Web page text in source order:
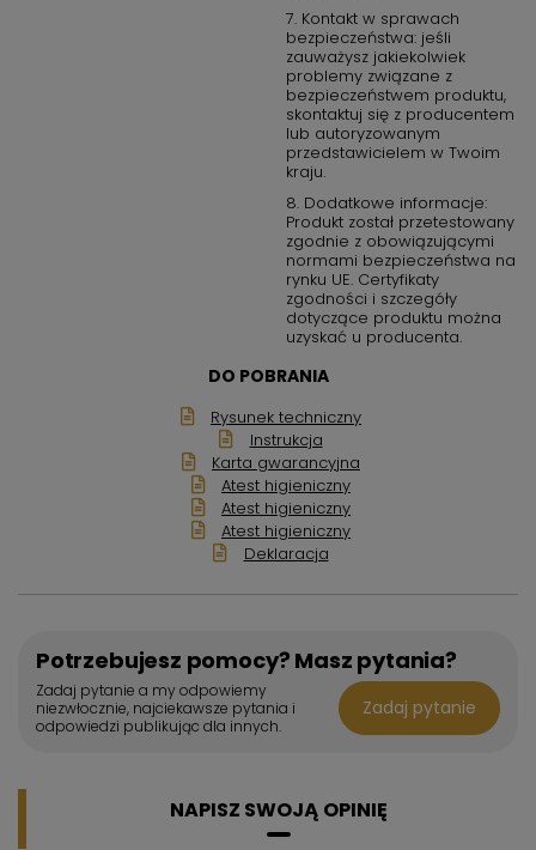
7. Kontakt w sprawach
bezpieczeństwa: jeśli
zauważysz jakiekolwiek
problemy związane z
bezpieczeństwem produktu,
skontaktuj się z producentem
lub autoryzowanym
przedstawicielem w Twoim
kraju.
8. Dodatkowe informacje:
Produkt został przetestowany
zgodnie z obowiązującymi
normami bezpieczeństwa na
rynku UE. Certyfikaty
zgodności i szczegóły
dotyczące produktu można
uzyskać u producenta.
DO POBRANIA
Rysunek techniczny
Instrukcja
Karta gwarancyjna
Atest higieniczny
Atest higieniczny
Atest higieniczny
Deklaracja
Potrzebujesz pomocy? Masz pytania?
Zadaj pytanie a my odpowiemy
niezwłocznie, najciekawsze pytania i
odpowiedzi publikując dla innych.
Zadaj pytanie
NAPISZ SWOJĄ OPINIĘ